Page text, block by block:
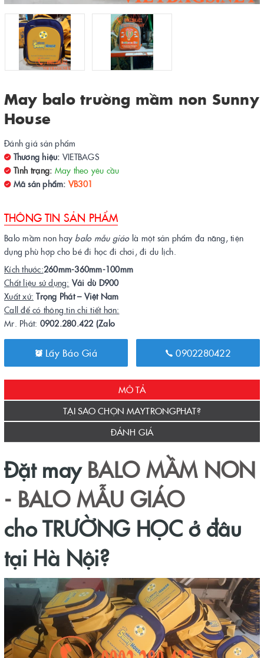
May balo trường mầm non Sunny
House
Đánh giá sản phẩm
Thương hiệu: VIETBAGS
Tình trạng: May theo yêu cầu
Mã sản phẩm: VB301
THÔNG TIN SẢN PHẨM
Balo mầm non hay balo mẫu giáolà một sản phẩm đa năng, tiện
dụng phù hợp cho bé đi học đi chơi, đi du lịch.
Kích thước:260mm-360mm-100mm
Chất liệu sử dụng: Vải dù D900
Xuất xứ: Trọng Phát – Việt Nam
Call để có thông tin chi tiết hơn:
Mr. Phát: 0902.280.422 (Zalo
Lấy Báo Giá 0902280422
MÔ TẢ
TẠI SAO CHỌN MAYTRONGPHAT?
ĐÁNH GIÁ
Đặt mayBALO MẦM NON
- BALO MẪU GIÁO
cho TRƯỜNG HỌC ở đâu
tại Hà Nội?